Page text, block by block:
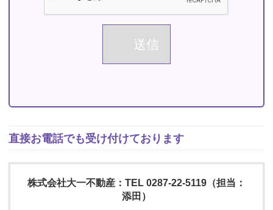
直接お電話でも受け付けております
株式会社大一不動産：TEL 0287-22-5119（担当：
添田）